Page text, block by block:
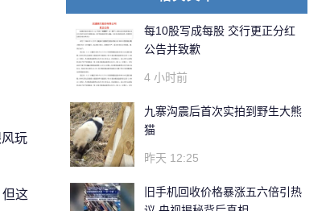
玩
这
每10股写成每股 交行更正分红
公告并致歉
4 小时前
九寨沟震后首次实拍到野生大熊
猫
昨天 12:25
旧手机回收价格暴涨五六倍引热